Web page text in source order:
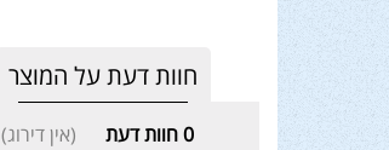
חוות דעת על המוצר
0חוות דעת (אין דירוג)